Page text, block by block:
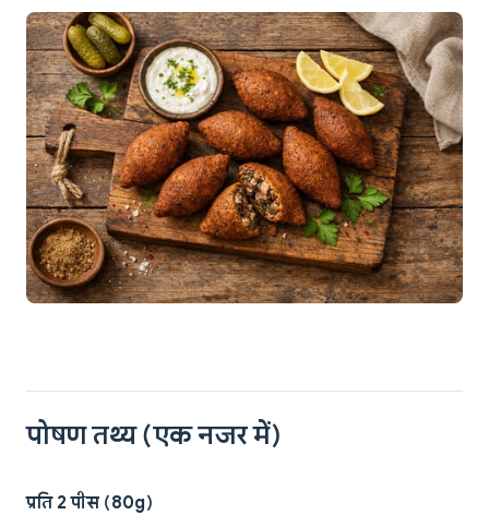
पोषण तथ्य (एक नजर में)
प्रति 2 पीस (80g)